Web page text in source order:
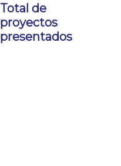
Total de
proyectos
presentados